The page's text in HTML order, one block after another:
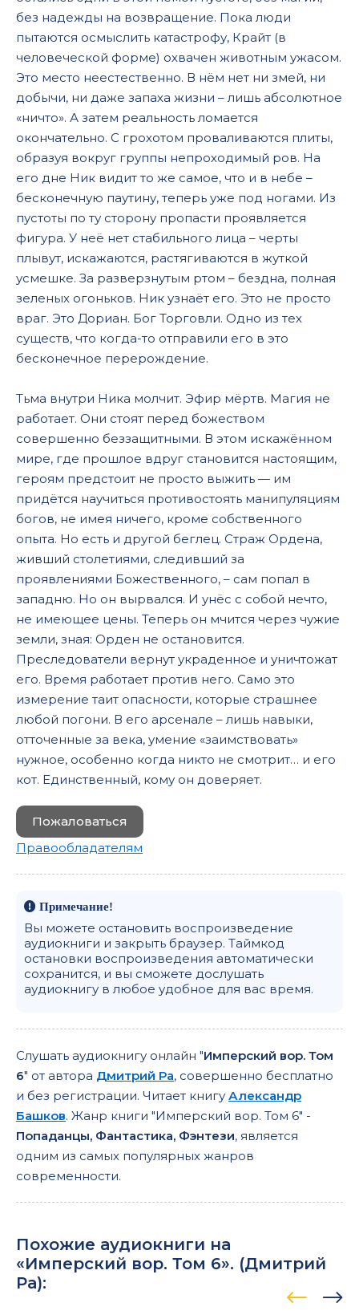
без надежды на возвращение. Пока люди
пытаются осмыслить катастрофу, Крайт (в
человеческой форме) охвачен животным ужасом.
Это место неестественно. В нём нет ни змей, ни
добычи, ни даже запаха жизни – лишь абсолютное
«ничто». А затем реальность ломается
окончательно. С грохотом проваливаются плиты,
образуя вокруг группы непроходимый ров. На
его дне Ник видит то же самое, что и в небе –
бесконечную паутину, теперь уже под ногами. Из
пустоты по ту сторону пропасти проявляется
фигура. У неё нет стабильного лица – черты
плывут, искажаются, растягиваются в жуткой
усмешке. За разверзнутым ртом – бездна, полная
зеленых огоньков. Ник узнаёт его. Это не просто
враг. Это Дориан. Бог Торговли. Одно из тех
существ, что когда-то отправили его в это
бесконечное перерождение.
Тьма внутри Ника молчит. Эфир мёртв. Магия не
работает. Они стоят перед божеством
совершенно беззащитными. В этом искажённом
мире, где прошлое вдруг становится настоящим,
героям предстоит не просто выжить — им
придётся научиться противостоять манипуляциям
богов, не имея ничего, кроме собственного
опыта. Но есть и другой беглец. Страж Ордена,
живший столетиями, следивший за
проявлениями Божественного, – сам попал в
западню. Но он вырвался. И унёс с собой нечто,
не имеющее цены. Теперь он мчится через чужие
земли, зная: Орден не остановится.
Преследователи вернут украденное и уничтожат
его. Время работает против него. Само это
измерение таит опасности, которые страшнее
любой погони. В его арсенале – лишь навыки,
отточенные за века, умение «заимствовать»
нужное, особенно когда никто не смотрит… и его
кот. Единственный, кому он доверяет.
Пожаловаться
Правообладателям
Примечание!
Вы можете остановить воспроизведение
аудиокниги и закрыть браузер. Таймкод
остановки воспроизведения автоматически
сохранится, и вы сможете дослушать
аудиокнигу в любое удобное для вас время.
Слушать аудиокнигу онлайн "Имперский вор. Том
6" от автора Дмитрий Ра, совершенно бесплатно
и без регистрации. Читает книгу Александр
Башков. Жанр книги "Имперский вор. Том 6" -
Попаданцы, Фантастика, Фэнтези, является
одним из самых популярных жанров
современности.
Похожие аудиокниги на
«Имперский вор. Том 6». (Дмитрий
Ра):